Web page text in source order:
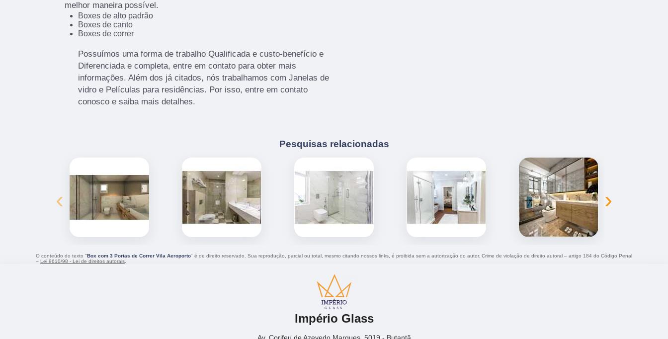
melhor maneira possível.
Boxes de alto padrão
Boxes de canto
Boxes de correr
Possuímos uma forma de trabalho Qualificada e custo-benefício e
Diferenciada e completa, entre em contato para obter mais
informações. Além dos já citados, nós trabalhamos com Janelas de
vidro e Películas para residências. Por isso, entre em contato
conosco e saiba mais detalhes.
Pesquisas relacionadas
‹ ›
O conteúdo do texto "Box com 3 Portas de Correr Vila Aeroporto" é de direito reservado. Sua reprodução, parcial ou total, mesmo citando nossos links, é proibida sem a autorização do autor. Crime de violação de direito autoral – artigo 184 do Código Penal
– Lei 9610/98 - Lei de direitos autorais
Império Glass